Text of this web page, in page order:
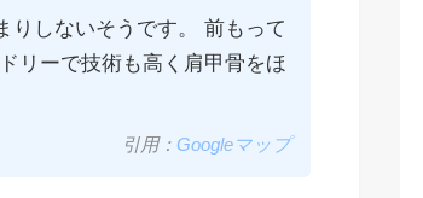
りしないそうです。 前もって
リーで技術も高く肩甲骨をほ
引用： Googleマップ